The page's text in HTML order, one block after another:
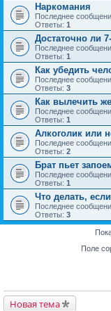
Наркомания
Последнее
Ответы: 1
Достаточно ли
Последнее
Ответы: 1
Как убедить
Последнее
Ответы: 3
Как вылечить
Последнее
Ответы: 1
Алкоголик или
Последнее
Ответы: 2
Брат пьет
Последнее
Ответы: 1
Что делать,
Последнее
Ответы: 3
Поле
Новая тема